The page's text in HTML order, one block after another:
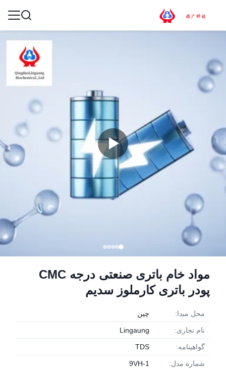
مواد خام باتری صنعتی درجه CMC
پودر باتری کارملوز سدیم
محل مبدا: چین
نام تجاری: Lingaung
گواهینامه: TDS
شماره مدل: 9VH-1